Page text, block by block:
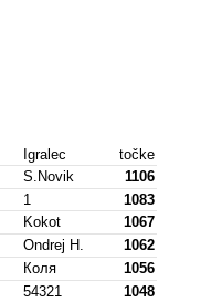
Igralec
točke
S.novik
1106
1
1083
Kokot
1067
Ondrej H.
1062
Коля
1056
54321
1048